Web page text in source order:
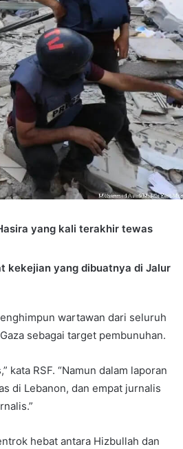
yang kali terakhir tewas
kekejian yang dibuatnya di Jalur
wartawan dari seluruh
sebagai target pembunuhan.
RSF. “Namun dalam laporan
di Lebanon, dan empat jurnalis
hebat antara Hizbullah dan